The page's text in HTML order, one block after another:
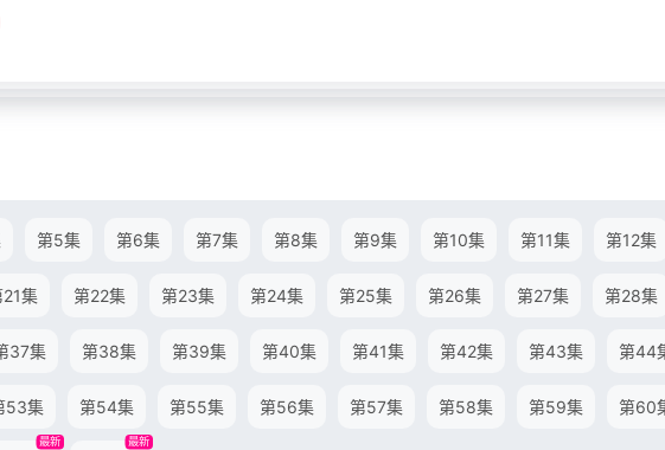
第5集 第6集 第7集 第8集 第9集 第10集 第11集 第12集
21集 第22集 第23集 第24集 第25集 第26集 第27集 第28集
37集 第38集 第39集 第40集 第41集 第42集 第43集 第44
53集 第54集 第55集 第56集 第57集 第58集 第59集 第60
最新 最新